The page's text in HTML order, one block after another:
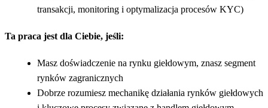
transakcji, monitoring i optymalizacja procesów KYC)
Ta praca jest dla Ciebie, jeśli:
Masz doświadczenie na rynku giełdowym, znasz segment
rynków zagranicznych
Dobrze rozumiesz mechanikę działania rynków giełdowych